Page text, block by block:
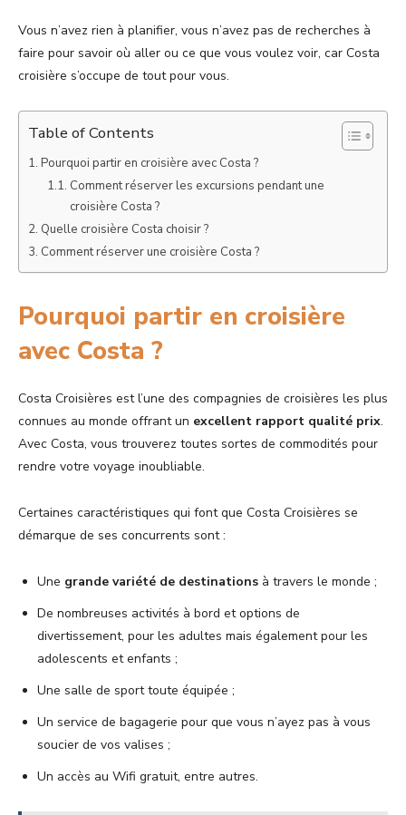
Vous n’avez rien à planifier, vous n’avez pas de recherches à
faire pour savoir où aller ou ce que vous voulez voir, car Costa
croisière s’occupe de tout pour vous.
Table of Contents
Pourquoi partir en croisière avec Costa ?
Comment réserver les excursions pendant une
croisière Costa ?
Quelle croisière Costa choisir ?
Comment réserver une croisière Costa ?
Pourquoi partir en croisière
avec Costa ?
Costa Croisières est l’une des compagnies de croisières les plus
connues au monde offrant un excellent rapport qualité prix.
Avec Costa, vous trouverez toutes sortes de commodités pour
rendre votre voyage inoubliable.
Certaines caractéristiques qui font que Costa Croisières se
démarque de ses concurrents sont :
Une grande variété de destinations à travers le monde ;
De nombreuses activités à bord et options de
divertissement, pour les adultes mais également pour les
adolescents et enfants ;
Une salle de sport toute équipée ;
Un service de bagagerie pour que vous n’ayez pas à vous
soucier de vos valises ;
Un accès au Wifi gratuit, entre autres.